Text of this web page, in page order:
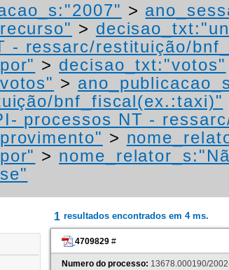
>
>
- ressarc/restituição/
> decisao_txt:"votos"
>
bnf_fiscal(ex.:taxi)"
processos NT -
>
>
1 resultados encontrados em 4 ms.
4709829 #
Numero do processo: 13678.000190/